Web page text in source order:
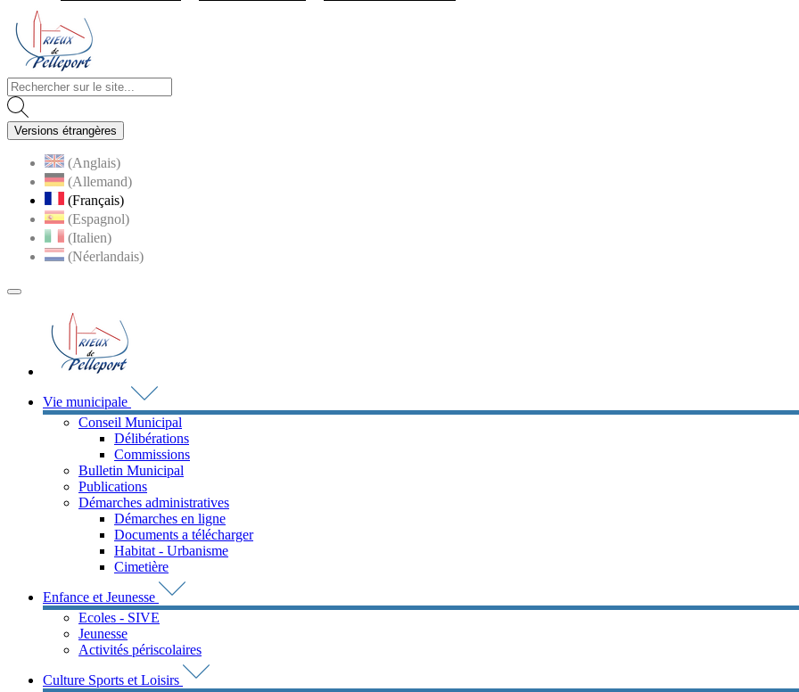
Versions étrangères
(Anglais)
(Allemand)
(Français)
(Espagnol)
(Italien)
(Néerlandais)
MENU
PRINCIPAL
Vie municipale
Conseil Municipal
Délibérations
Commissions
Bulletin Municipal
Publications
Démarches administratives
Démarches en ligne
Documents a télécharger
Habitat - Urbanisme
Cimetière
Enfance et Jeunesse
Ecoles - SIVE
Jeunesse
Activités périscolaires
Culture Sports et Loisirs